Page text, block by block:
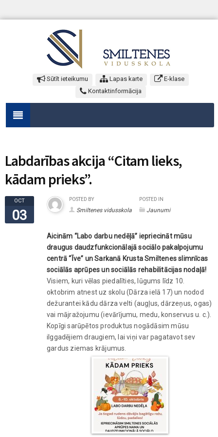
Sūtīt ieteikumu Lapas karte
E-klase
Kontaktinformācija
Labdarības akcija “Citam lieks,
kādam prieks”.
OCT
03
POSTED BY
Smiltenes vidusskola
POSTED IN
Jaunumi
Aicinām “Labo darbu nedēļā” iepriecināt mūsu
draugus daudzfunkcionālajā sociālo pakalpojumu
centrā “Īve” un Sarkanā Krusta Smiltenes slimnīcas
sociālās aprūpes un sociālās rehabilitācijas nodaļā!
Visiem, kuri vēlas piedalīties, lūgums līdz 10.
oktobrim atnest uz skolu (Dārza ielā 17) un nodod
dežurantei kādu dārza velti (augļus, dārzeņus, ogas)
vai mājražojumu (ievārījumu, medu, konservus u. c.).
Kopīgi sarūpētos produktus nogādāsim mūsu
ilggadējiem draugiem, lai viņi var pagatavot sev
gardus ziemas krājumus.